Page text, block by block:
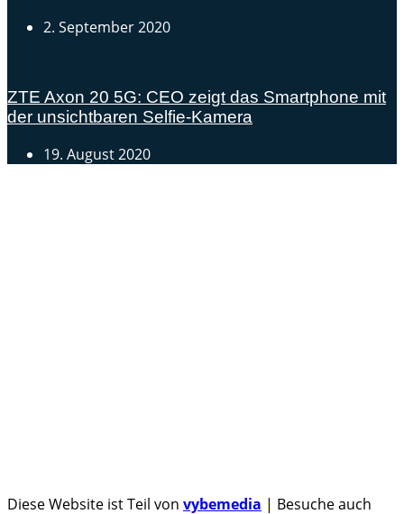
2. September 2020
ZTE Axon 20 5G: CEO zeigt das Smartphone mit
der unsichtbaren Selfie-Kamera
19. August 2020
Diese Website ist Teil von vybemedia | Besuche auch